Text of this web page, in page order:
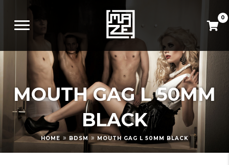
0
MOUTH GAG L 50MM
BLACK
HOME » BDSM » MOUTH GAG L 50MM BLACK